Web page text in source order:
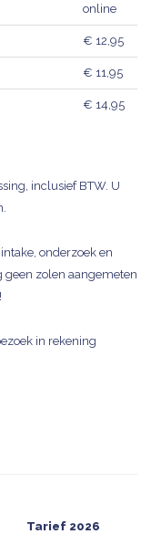
online
€ 12,95
€ 11,95
€ 14,95
inclusief BTW. U
onderzoek en
geen zolen aangemeten
in rekening
Tarief 2026